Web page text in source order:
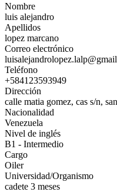
Nombre
luis alejandro
Apellidos
lopez marcano
Correo electrónico
Teléfono
+584123593949
Dirección
calle matia gomez, cas s/n,
Nacionalidad
Venezuela
Nivel de inglés
B1 - Intermedio
Cargo
Oiler
Universidad/Organismo
cadete 3 meses